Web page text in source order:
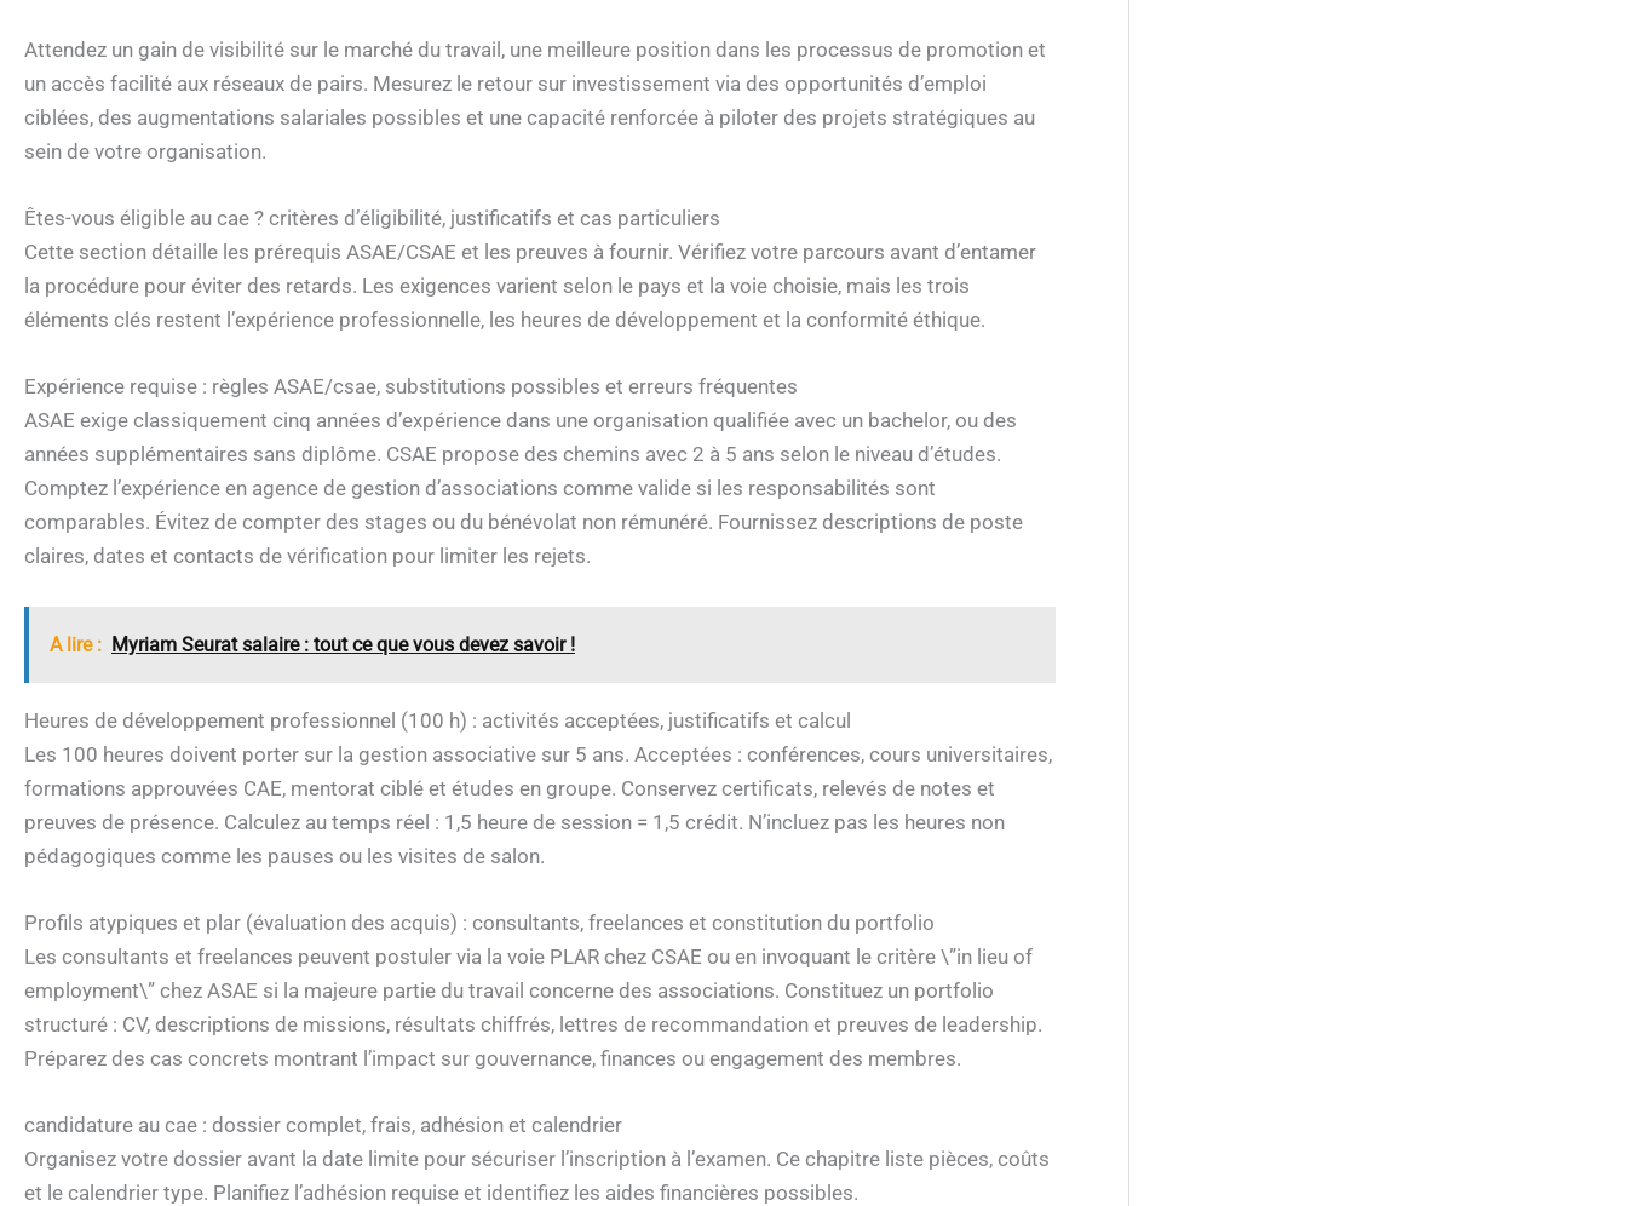
Attendez un gain de visibilité sur le marché du travail, une meilleure position dans les processus de promotion et
un accès facilité aux réseaux de pairs. Mesurez le retour sur investissement via des opportunités d’emploi
ciblées, des augmentations salariales possibles et une capacité renforcée à piloter des projets stratégiques au
sein de votre organisation.
Êtes-vous éligible au cae ? critères d’éligibilité, justificatifs et cas particuliers
Cette section détaille les prérequis ASAE/CSAE et les preuves à fournir. Vérifiez votre parcours avant d’entamer
la procédure pour éviter des retards. Les exigences varient selon le pays et la voie choisie, mais les trois
éléments clés restent l’expérience professionnelle, les heures de développement et la conformité éthique.
Expérience requise : règles ASAE/csae, substitutions possibles et erreurs fréquentes
ASAE exige classiquement cinq années d’expérience dans une organisation qualifiée avec un bachelor, ou des
années supplémentaires sans diplôme. CSAE propose des chemins avec 2 à 5 ans selon le niveau d’études.
Comptez l’expérience en agence de gestion d’associations comme valide si les responsabilités sont
comparables. Évitez de compter des stages ou du bénévolat non rémunéré. Fournissez descriptions de poste
claires, dates et contacts de vérification pour limiter les rejets.
A lire : Myriam Seurat salaire : tout ce que vous devez savoir !
Heures de développement professionnel (100 h) : activités acceptées, justificatifs et calcul
Les 100 heures doivent porter sur la gestion associative sur 5 ans. Acceptées : conférences, cours universitaires,
formations approuvées CAE, mentorat ciblé et études en groupe. Conservez certificats, relevés de notes et
preuves de présence. Calculez au temps réel : 1,5 heure de session = 1,5 crédit. N’incluez pas les heures non
pédagogiques comme les pauses ou les visites de salon.
Profils atypiques et plar (évaluation des acquis) : consultants, freelances et constitution du portfolio
Les consultants et freelances peuvent postuler via la voie PLAR chez CSAE ou en invoquant le critère \”in lieu of
employment\” chez ASAE si la majeure partie du travail concerne des associations. Constituez un portfolio
structuré : CV, descriptions de missions, résultats chiffrés, lettres de recommandation et preuves de leadership.
Préparez des cas concrets montrant l’impact sur gouvernance, finances ou engagement des membres.
candidature au cae : dossier complet, frais, adhésion et calendrier
Organisez votre dossier avant la date limite pour sécuriser l’inscription à l’examen. Ce chapitre liste pièces, coûts
et le calendrier type. Planifiez l’adhésion requise et identifiez les aides financières possibles.